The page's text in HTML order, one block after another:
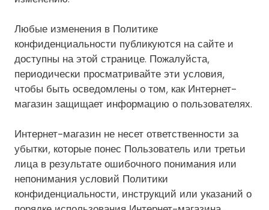
Любые изменения в Политике
конфиденциальности публикуются на сайте и
доступны на этой странице. Пожалуйста,
периодически просматривайте эти условия,
чтобы быть осведомлены о том, как Интернет-
магазин защищает информацию о пользователях.
Интернет-магазин не несет ответственности за
убытки, которые понес Пользователь или третьи
лица в результате ошибочного понимания или
непонимания условий Политики
конфиденциальности, инструкций или указаний о